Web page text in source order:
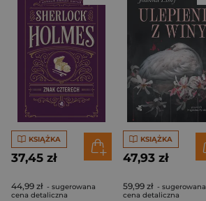
KSIĄŻKA
37,45 zł
44,99 zł - sugerowana
cena detaliczna
KSIĄŻKA
47,93 zł
59,99 zł - sugerowana
cena detaliczna